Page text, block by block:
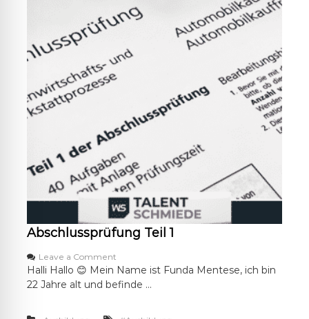
e
A
b
i
n
g
u
m
F
a
h
r
z
u
g
l
Abschlussprüfung Teil 1
Leave a Commento
n
A
Halli Hallo 😊 Mein Name ist Funda Mentese, ich bin
22 Jahre alt und befinde …